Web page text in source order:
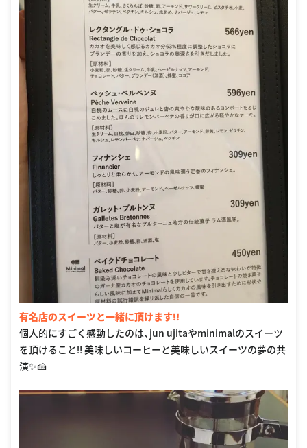
有名店のスイーツと一緒に頂けます‼︎
個人的にすごく感動したのは、jun ujitaやminimalのスイーツ
を頂けること‼︎ 美味しいコーヒーと美味しいスイーツの夢の共
演✨🍰